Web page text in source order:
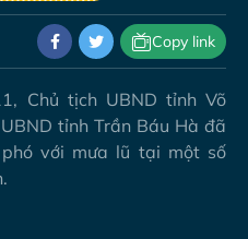
Copy link
Chủ tịch UBND tỉnh Võ
tỉnh Trần Báu Hà đã
với mưa lũ tại một số